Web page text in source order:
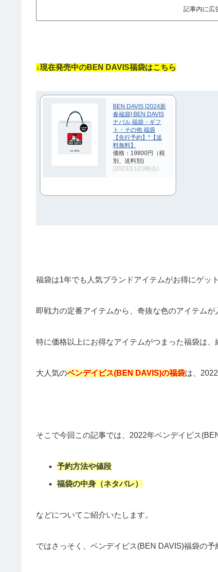
記事内に広
↓現在発売中のBEN DAVIS福袋はこちら
BEN DAVIS [2024新
春福袋] BEN DAVIS
ナバル 福袋・ギフ
ト・その他 福袋
【先行予約】*【送
料無料】
価格：19800円（税
別、送料別)
(2023/11/23時点)
福袋は1年でも人気ブランドアイテムがお得にゲッ
即戦力の定番アイテムから、奇抜な色のアイテム
特に価格以上にお得なアイテムがつまった福袋は、
大人気のベンデイビス(BEN DAVIS)の福袋は、
そこで今回この記事では、2022年ベンデイビス
予約方法や値段
福袋の中身（ネタバレ）
などについてご紹介いたします。
ではさっそく、ベンデイビス(BEN DAVIS)福袋の